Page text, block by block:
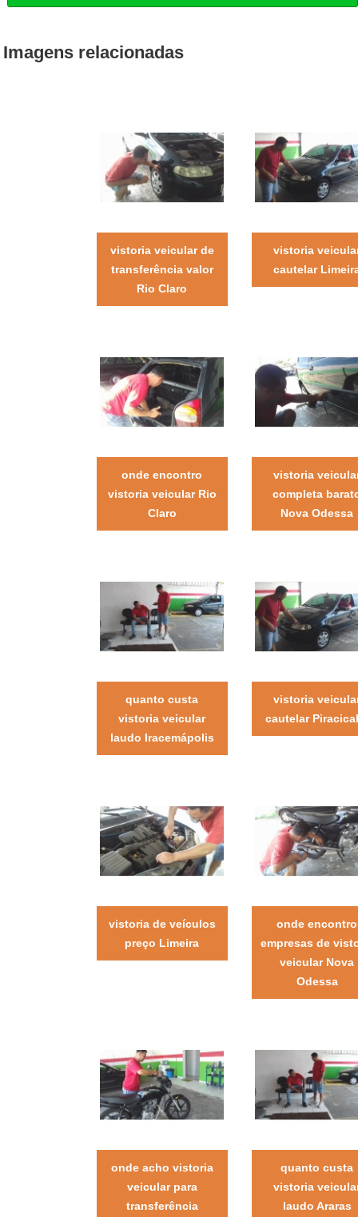
Imagens relacionadas
vistoria veicular de
transferência valor
Rio Claro
vistoria
cautelar
onde encontro
vistoria veicular Rio
Claro
vistoria
completa
Nova Odessa
quanto custa
vistoria veicular
laudo Iracemápolis
vistoria
cautelar
vistoria de veículos
preço Limeira
onde encontro
empresas de
veicular Nova
Odessa
onde acho vistoria
veicular para
transferência
quanto custa
vistoria
laudo Araras